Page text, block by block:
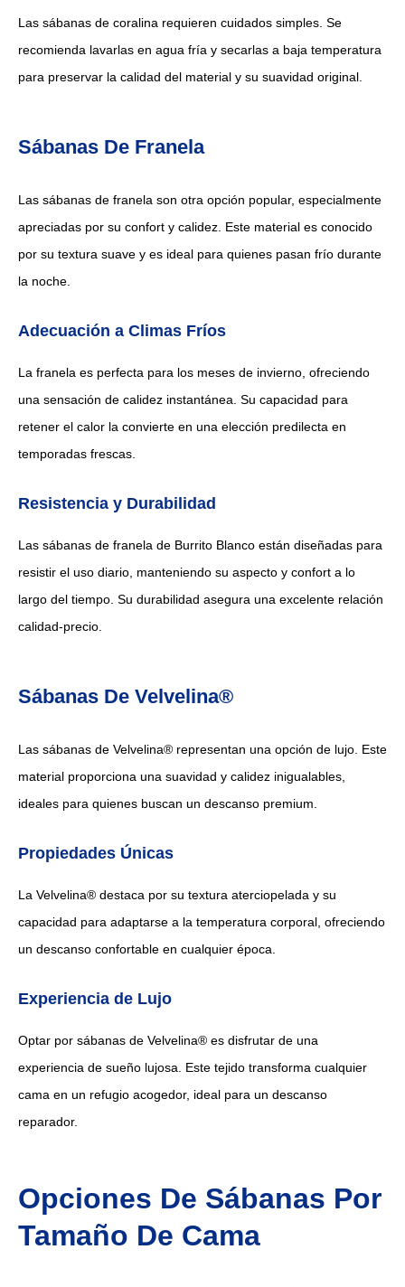
Las sábanas de coralina requieren cuidados simples. Se
recomienda lavarlas en agua fría y secarlas a baja temperatura
para preservar la calidad del material y su suavidad original.
Sábanas De Franela
Las sábanas de franela son otra opción popular, especialmente
apreciadas por su confort y calidez. Este material es conocido
por su textura suave y es ideal para quienes pasan frío durante
la noche.
Adecuación a Climas Fríos
La franela es perfecta para los meses de invierno, ofreciendo
una sensación de calidez instantánea. Su capacidad para
retener el calor la convierte en una elección predilecta en
temporadas frescas.
Resistencia y Durabilidad
Las sábanas de franela de Burrito Blanco están diseñadas para
resistir el uso diario, manteniendo su aspecto y confort a lo
largo del tiempo. Su durabilidad asegura una excelente relación
calidad-precio.
Sábanas De Velvelina®
Las sábanas de Velvelina® representan una opción de lujo. Este
material proporciona una suavidad y calidez inigualables,
ideales para quienes buscan un descanso premium.
Propiedades Únicas
La Velvelina® destaca por su textura aterciopelada y su
capacidad para adaptarse a la temperatura corporal, ofreciendo
un descanso confortable en cualquier época.
Experiencia de Lujo
Optar por sábanas de Velvelina® es disfrutar de una
experiencia de sueño lujosa. Este tejido transforma cualquier
cama en un refugio acogedor, ideal para un descanso
reparador.
Opciones De Sábanas Por
Tamaño De Cama